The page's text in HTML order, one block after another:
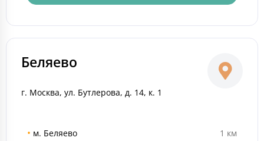
Беляево
г. Москва, ул. Бутлерова, д. 14, к. 1
• м. Беляево 1 км